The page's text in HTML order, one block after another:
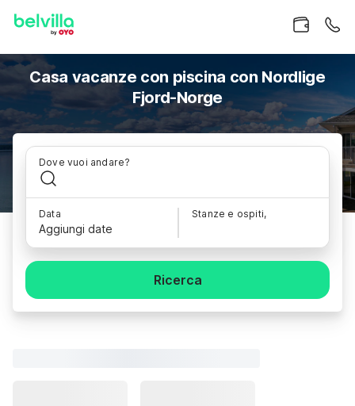
Casa vacanze con piscina con Nordlige
Fjord-Norge
Dove vuoi andare?
Data
Aggiungi date
Stanze e ospiti,
Ricerca